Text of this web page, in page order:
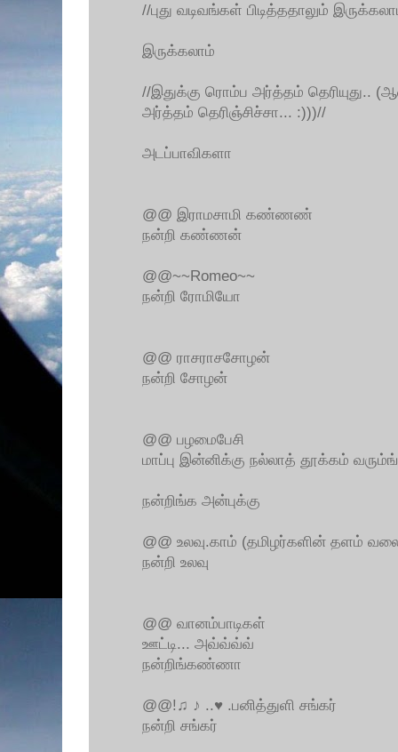
//புது வடிவங்கள் பிடித்ததாலும்
இருக்கலாம்
//இதுக்கு ரொம்ப அர்த்தம் தெரியுது..
அர்த்தம் தெரிஞ்சிச்சா... :)))//
அடப்பாவிகளா
@@ இராமசாமி கண்ணண்
நன்றி கண்ணன்
@@~~Romeo~~
நன்றி ரோமியோ
@@ ராசராசசோழன்
நன்றி சோழன்
@@ பழமைபேசி
மாப்பு இன்னிக்கு நல்லாத் தூக்கம்
நன்றிங்க அன்புக்கு
@@ உலவு.காம் (தமிழர்களின் தளம்
நன்றி உலவு
@@ வானம்பாடிகள்
ஊட்டி... அவ்வ்வ்வ்
நன்றிங்கண்ணா
@@!♫ ♪ ..♥ .பனித்துளி சங்கர்
நன்றி சங்கர்